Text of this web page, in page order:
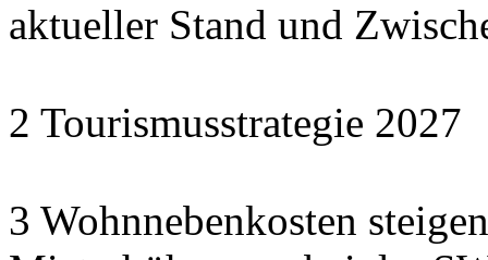
aktueller Stand und
2 Tourismusstrategie 2027
3 Wohnnebenkosten